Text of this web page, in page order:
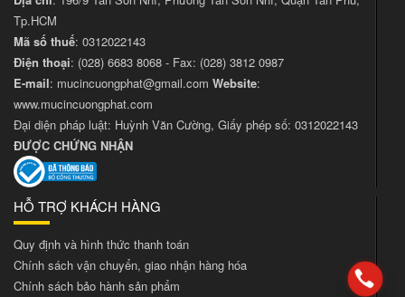
Tp.HCM
Mã số thuế: 0312022143
Điện thoại: (028) 6683 8068 - Fax: (028) 3812 0987
E-mail: mucincuongphat@gmail.com Website:
www.mucincuongphat.com
Đại diện pháp luật: Huỳnh Văn Cường, Giấy phép số: 0312022143
ĐƯỢC CHỨNG NHẬN
HỖ TRỢ KHÁCH HÀNG
Quy định và hình thức thanh toán
Chính sách vận chuyển, giao nhận hàng hóa
Chính sách bảo hành sản phẩm